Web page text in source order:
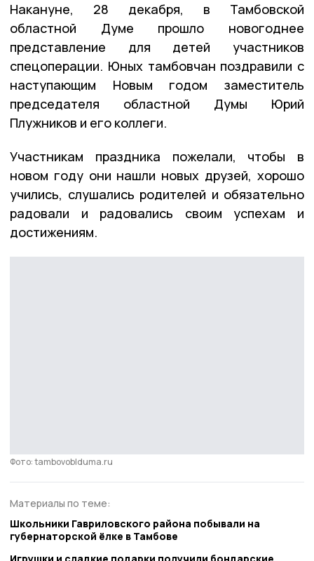
Накануне, 28 декабря, в Тамбовской
областной Думе прошло новогоднее
представление для детей участников
спецоперации. Юных тамбовчан поздравили с
наступающим Новым годом заместитель
председателя областной Думы Юрий
Плужников и его коллеги.
Участникам праздника пожелали, чтобы в
новом году они нашли новых друзей, хорошо
учились, слушались родителей и обязательно
радовали и радовались своим успехам и
достижениям.
Фото: tambovoblduma.ru
Материалы по теме:
Школьники Гавриловского района побывали на
губернаторской ёлке в Тамбове
Игрушки и сладкие подарки получили бондарские